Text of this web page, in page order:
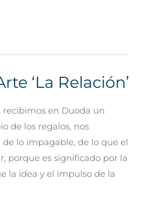
‘La Relación’
recibimos en Duoda un
de los regalos, nos
lo impagable, de lo que el
porque es significado por la
la idea y el impulso de la